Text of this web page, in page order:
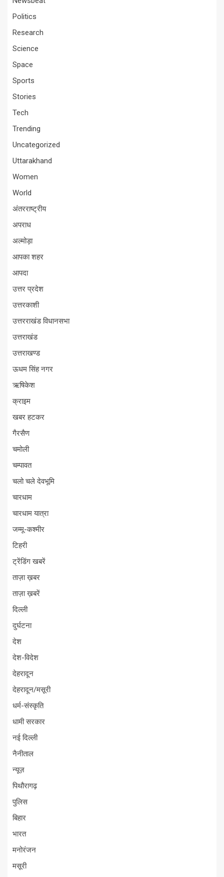
Politics
Research
Science
Space
Sports
Stories
Tech
Trending
Uncategorized
Uttarakhand
Women
World
अंतरराष्ट्रीय
अपराध
अल्मोड़ा
आपका शहर
आपदा
उत्तर प्रदेश
उत्तरकाशी
उत्तरराखंड विधानसभा
उत्तराखंड
उत्तराखण्ड
ऊधम सिंह नगर
ऋषिकेश
क्राइम
खबर हटकर
गैरसैण
चमोली
चम्पावत
चलो चले देवभूमि
चारधाम
चारधाम यात्रा
जम्मू-कश्मीर
टिहरी
ट्रेंडिंग खबरें
ताज़ा ख़बर
ताज़ा ख़बरें
दिल्ली
दुर्घटना
देश
देश-विदेश
देहरादून
देहरादून/मसूरी
धर्म-संस्कृति
धामी सरकार
नई दिल्ली
नैनीताल
न्यूज़
पिथौरागढ़
पुलिस
बिहार
भारत
मनोरंजन
मसूरी